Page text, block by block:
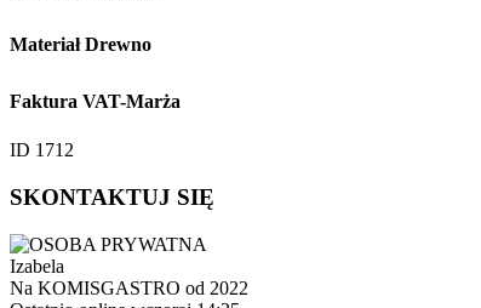
Materiał Drewno
Faktura VAT-Marża
ID 1712
SKONTAKTUJ SIĘ
Izabela
Na KOMISGASTRO od 2022